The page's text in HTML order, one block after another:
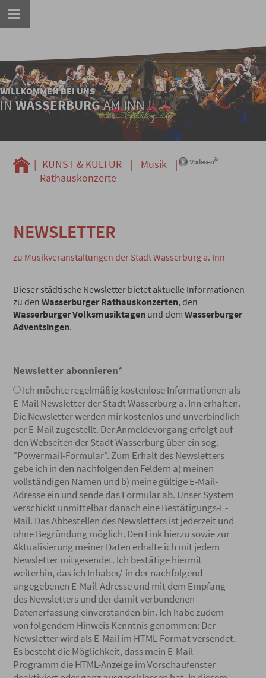
WILLKOMMEN BEI UNS
INWASSERBURGAM INN !
| KUNST & KULTUR | Musik
|
Rathauskonzerte
NEWSLETTER
zu Musikveranstaltungen der Stadt Wasserburg a. Inn
Dieser städtische Newsletter bietet aktuelle Informationen
zu denWasserburger Rathauskonzerten, den
Wasserburger Volksmusiktagen und demWasserburger
Adventsingen.
Newsletter abonnieren*
E-Mail Newsletter der Stadt Wasserburg a. Inn erhalten.
Die Newsletter werden mir kostenlos und unverbindlich
per E-Mail zugestellt. Der Anmeldevorgang erfolgt auf
den Webseiten der Stadt Wasserburg über ein sog.
"Powermail-Formular". Zum Erhalt des Newsletters
gebe ich in den nachfolgenden Feldern a) meinen
vollständigen Namen und b) meine gültige E-Mail-
Adresse ein und sende das Formular ab. Unser System
verschickt unmittelbar danach eine Bestätigungs-E-
Mail. Das Abbestellen des Newsletters ist jederzeit und
ohne Begründung möglich. Den Link hierzu sowie zur
Aktualisierung meiner Daten erhalte ich mit jedem
Newsletter mitgesendet. Ich bestätige hiermit
weiterhin, das ich Inhaber/-in der nachfolgend
angegebenen E-Mail-Adresse und mit dem Empfang
des Newsletters und der damit verbundenen
Datenerfassung einverstanden bin. Ich habe zudem
von folgendem Hinweis Kenntnis genommen: Der
Newsletter wird als E-Mail im HTML-Format versendet.
Es besteht die Möglichkeit, dass mein E-Mail-
Programm die HTML-Anzeige im Vorschaufenster